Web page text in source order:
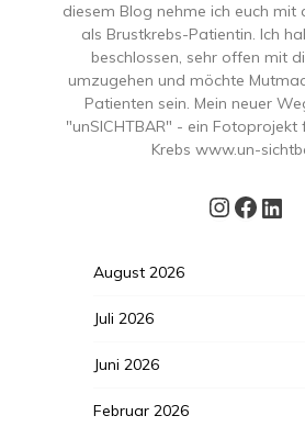
diesem Blog nehme ich euch mit
als Brustkrebs-Patientin. Ich
beschlossen, sehr offen mit
umzugehen und möchte
Patienten sein. Mein neuer
"unSICHTBAR" - ein Fotoprojekt
Krebs www.un-
August 2026
Juli 2026
Juni 2026
Februar 2026